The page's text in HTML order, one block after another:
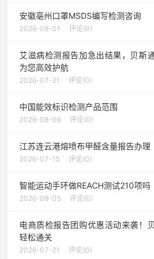
安徽亳州口罩MSDS编写检测咨询
2026-08-01 评论(0)
艾滋病检测报告加急出结果，贝斯
为您高效护航
2026-07-21 评论(0)
中国能效标识检测产品范围
2026-08-06 评论(0)
江苏连云港熔喷布甲醛含量报告办理
2026-07-15 评论(0)
智能运动手环做REACH测试210项吗
2026-08-05 评论(0)
电商质检报告团购优惠活动来袭！
轻松通关
2026-07-21 评论(0)